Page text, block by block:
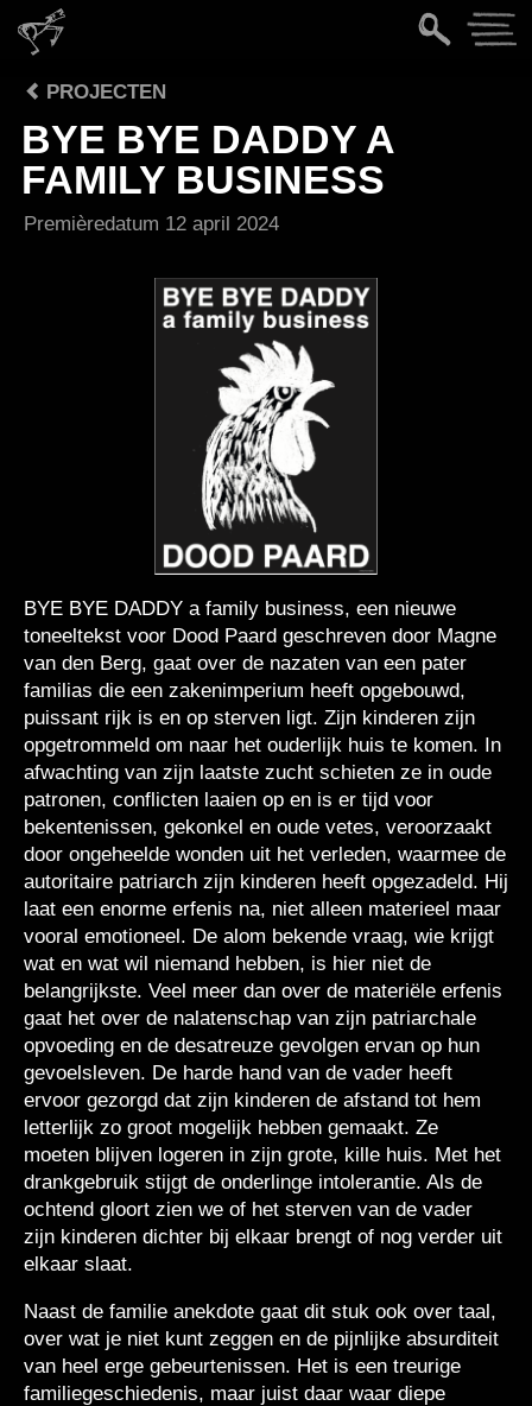
PROJECTEN
BYE BYE DADDY A
FAMILY BUSINESS
Premièredatum 12 april 2024
BYE BYE DADDY a family business, een nieuwe
toneeltekst voor Dood Paard geschreven door Magne
van den Berg, gaat over de nazaten van een pater
familias die een zakenimperium heeft opgebouwd,
puissant rijk is en op sterven ligt. Zijn kinderen zijn
opgetrommeld om naar het ouderlijk huis te komen. In
afwachting van zijn laatste zucht schieten ze in oude
patronen, conflicten laaien op en is er tijd voor
bekentenissen, gekonkel en oude vetes, veroorzaakt
door ongeheelde wonden uit het verleden, waarmee de
autoritaire patriarch zijn kinderen heeft opgezadeld. Hij
laat een enorme erfenis na, niet alleen materieel maar
vooral emotioneel. De alom bekende vraag, wie krijgt
wat en wat wil niemand hebben, is hier niet de
belangrijkste. Veel meer dan over de materiële erfenis
gaat het over de nalatenschap van zijn patriarchale
opvoeding en de desatreuze gevolgen ervan op hun
gevoelsleven. De harde hand van de vader heeft
ervoor gezorgd dat zijn kinderen de afstand tot hem
letterlijk zo groot mogelijk hebben gemaakt. Ze
moeten blijven logeren in zijn grote, kille huis. Met het
drankgebruik stijgt de onderlinge intolerantie. Als de
ochtend gloort zien we of het sterven van de vader
zijn kinderen dichter bij elkaar brengt of nog verder uit
elkaar slaat.
Naast de familie anekdote gaat dit stuk ook over taal,
over wat je niet kunt zeggen en de pijnlijke absurditeit
van heel erge gebeurtenissen. Het is een treurige
familiegeschiedenis, maar juist daar waar diepe